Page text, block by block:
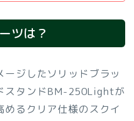
ツは？
ジしたソリッドブラッ
スタンドBM-250Lightが
めるクリア仕様のスクイ